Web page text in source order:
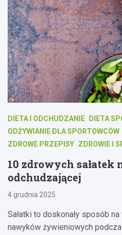
DIETA I ODCHUDZANIE
DIETA
ODŻYWIANIE DLA SPORTOWCÓW
ZDROWE PRZEPISY ZDROWIE I
10 zdrowych sałatek
odchudzającej
4 grudnia 2025
Sałatki to doskonały sposób
nawyków żywieniowych